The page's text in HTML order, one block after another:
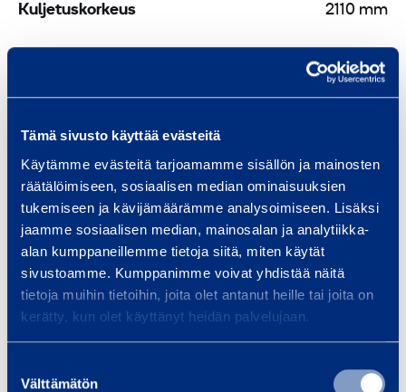
Tämä sivusto käyttää evästeitä
Käytämme evästeitä tarjoamamme sisällön ja mainosten
räätälöimiseen, sosiaalisen median ominaisuuksien
tukemiseen ja kävijämäärämme analysoimiseen. Lisäksi
jaamme sosiaalisen median, mainosalan ja analytiikka-
alan kumppaneillemme tietoja siitä, miten käytät
sivustoamme. Kumppanimme voivat yhdistää näitä
tietoja muihin tietoihin, joita olet antanut heille tai joita on
kerätty, kun olet käyttänyt heidän palvelujaan.
valinta
Välttämätön
Kuljetuskorkeus 2110 mm
Asiakirjat
Samankaltaisia tuotteita
l